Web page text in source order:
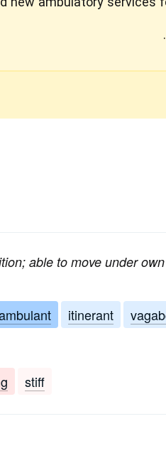
able to move under
itinerant
stiff